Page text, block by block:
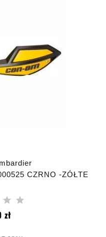
CZRNO -ZÓŁTE
złCena